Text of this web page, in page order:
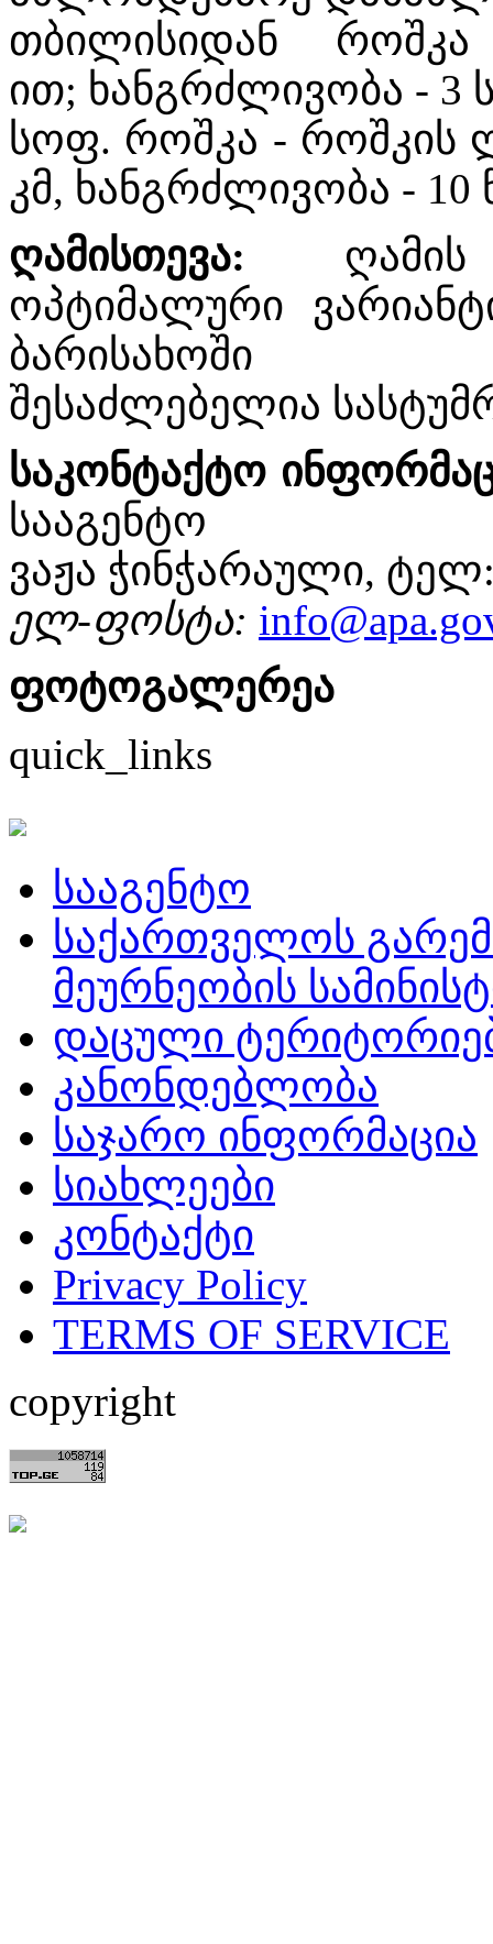
თბილისიდან
ით; ხანგრძლივობა - 3
სოფ. როშკა - როშკის
კმ, ხანგრძლივობა -
ღამისთევა:
ოპტიმალური
ბარისახოში
შესაძლებელია
საკონტაქტო
სააგენტო
ვაჟა ჭინჭარაული, ტელ:
ელ-ფოსტა:
ფოტოგალერეა
quick_links
სააგენტო
საქართველოს
მეურნეობის
დაცული
კანონდებლობა
საჯარო ინფორმაცია
სიახლეები
კონტაქტი
Privacy Policy
TERMS OF SERVICE
copyright